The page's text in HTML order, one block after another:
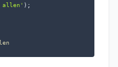
allen' );